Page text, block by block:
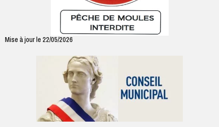
Mise à jour le 22/05/2026